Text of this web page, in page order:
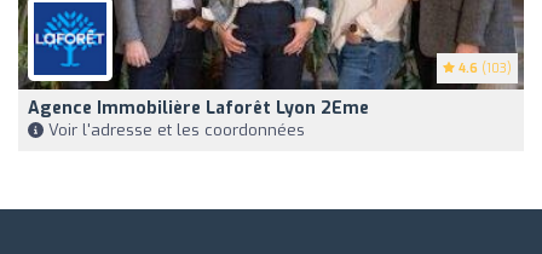
4.6 (103)
Agence Immobilière Laforêt Lyon 2Eme
Voir l'adresse et les coordonnées